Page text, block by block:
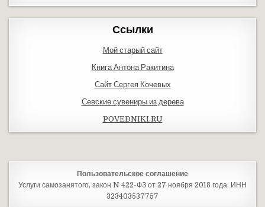
Ссылки
Мой старый сайт
Книга Антона Ракитина
Сайт Сергея Кочевых
Севские сувениры из дерева
POVEDNIKI.RU
Пользовательское соглашение
Услуги самозанятого, закон N 422-ФЗ от 27 ноября 2018 года. ИНН
323403537757